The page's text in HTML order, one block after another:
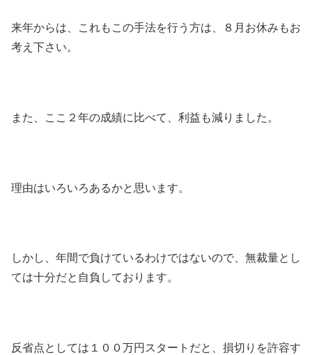
来年からは、これもこの手法を行う方は、８月お休みもお
考え下さい。
また、ここ２年の成績に比べて、利益も減りました。
理由はいろいろあるかと思います。
しかし、年間で負けているわけではないので、無裁量とし
ては十分だと自負しております。
反省点としては１００万円スタートだと、損切りを許容す